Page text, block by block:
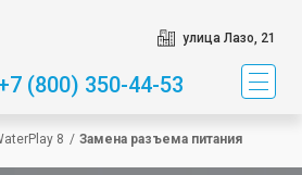
улица Лазо, 21
(800) 350-44-53
8 / Замена разъема питания